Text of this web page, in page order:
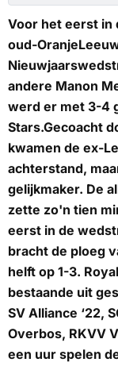
Voor het eerst in
oud-
andere Manon
werd er met 3-4
Stars.Gecoacht
kwamen de ex-
achterstand,
gelijkmaker. De
zette zo'n tien
eerst in de
bracht de ploeg
helft op 1-3.
bestaande uit
SV Alliance ‘22,
Overbos, RKVV
een uur spelen